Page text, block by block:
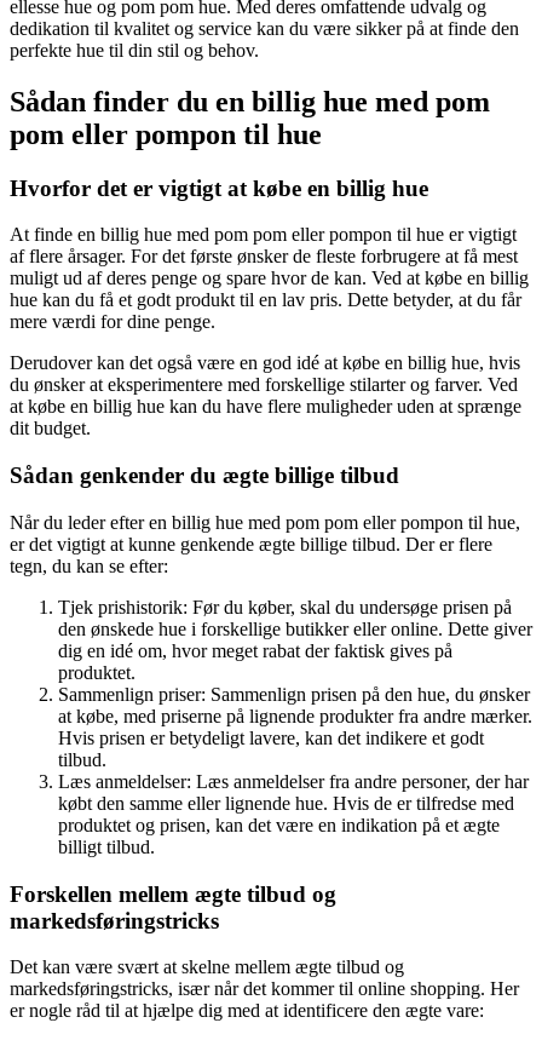
ellesse hue og pom pom hue. Med deres omfattende udvalg og
dedikation til kvalitet og service kan du være sikker på at finde den
perfekte hue til din stil og behov.
Sådan finder du en billig hue med pom
pom eller pompon til hue
Hvorfor det er vigtigt at købe en billig hue
At finde en billig hue med pom pom eller pompon til hue er vigtigt
af flere årsager. For det første ønsker de fleste forbrugere at få mest
muligt ud af deres penge og spare hvor de kan. Ved at købe en billig
hue kan du få et godt produkt til en lav pris. Dette betyder, at du får
mere værdi for dine penge.
Derudover kan det også være en god idé at købe en billig hue, hvis
du ønsker at eksperimentere med forskellige stilarter og farver. Ved
at købe en billig hue kan du have flere muligheder uden at sprænge
dit budget.
Sådan genkender du ægte billige tilbud
Når du leder efter en billig hue med pom pom eller pompon til hue,
er det vigtigt at kunne genkende ægte billige tilbud. Der er flere
tegn, du kan se efter:
Tjek prishistorik: Før du køber, skal du undersøge prisen på
den ønskede hue i forskellige butikker eller online. Dette giver
dig en idé om, hvor meget rabat der faktisk gives på
produktet.
Sammenlign priser: Sammenlign prisen på den hue, du ønsker
at købe, med priserne på lignende produkter fra andre mærker.
Hvis prisen er betydeligt lavere, kan det indikere et godt
tilbud.
Læs anmeldelser: Læs anmeldelser fra andre personer, der har
købt den samme eller lignende hue. Hvis de er tilfredse med
produktet og prisen, kan det være en indikation på et ægte
billigt tilbud.
Forskellen mellem ægte tilbud og
markedsføringstricks
Det kan være svært at skelne mellem ægte tilbud og
markedsføringstricks, især når det kommer til online shopping. Her
er nogle råd til at hjælpe dig med at identificere den ægte vare: